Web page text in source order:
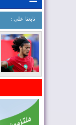
: تابعنا على